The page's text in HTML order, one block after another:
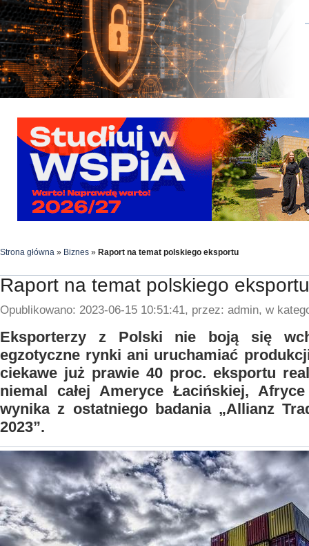
Strona główna » Biznes » Raport na temat polskiego eksportu
Raport na temat polskiego eksportu
Opublikowano: 2023-06-15 10:51:41, przez: admin, w
Eksporterzy z Polski nie boją się
egzotyczne rynki ani uruchamiać
ciekawe już prawie 40 proc. eksportu
niemal całej Ameryce Łacińskiej,
wynika z ostatniego badania „Allianz
2023”.